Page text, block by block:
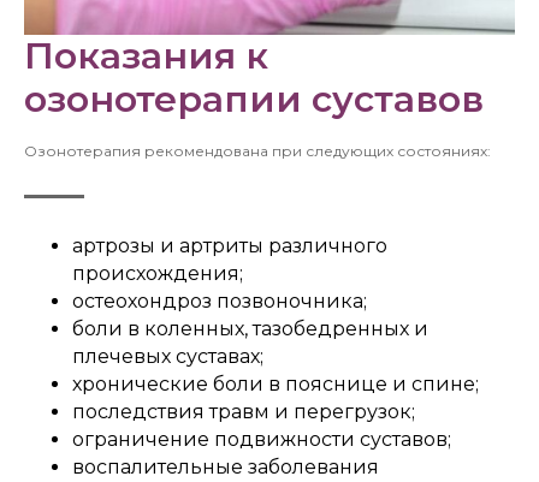
Показания к
озонотерапии суставов
Озонотерапия рекомендована при следующих состояниях:
артрозы и артриты различного
происхождения;
остеохондроз позвоночника;
боли в коленных, тазобедренных и
плечевых суставах;
хронические боли в пояснице и спине;
последствия травм и перегрузок;
ограничение подвижности суставов;
воспалительные заболевания